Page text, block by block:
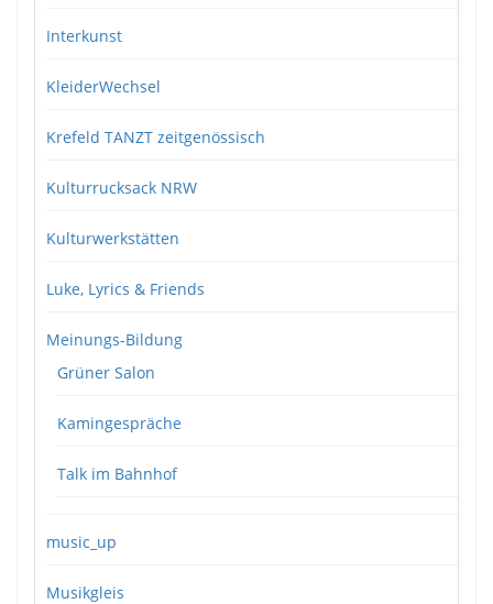
Interkunst
KleiderWechsel
Krefeld TANZT zeitgenössisch
Kulturrucksack NRW
Kulturwerkstätten
Luke, Lyrics & Friends
Meinungs-Bildung
Grüner Salon
Kamingespräche
Talk im Bahnhof
music_up
Musikgleis